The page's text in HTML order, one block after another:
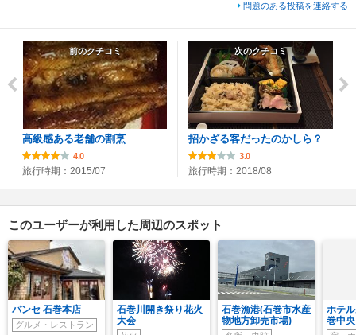
問題のある投稿を連絡する
前のクチコミ
高級感ある老舗の割烹
4.0
旅行時期：2015/07
次のクチコミ
招かざる客だったのかしら？
3.0
旅行時期：2018/08
このユーザーが利用した周辺のスポット
パンセ 石巻本店
グルメ・レストラン
石巻川開き祭り花火
大会
石巻漁港(石巻市水産
物地方卸売市場)
ホテ
巻中央